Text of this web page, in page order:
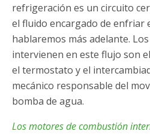
refrigeración es un circuito
el fluido encargado de enfriar
hablaremos más adelante.
intervienen en este flujo son
el termostato y el
mecánico responsable del
bomba de agua.
Los motores de combustión